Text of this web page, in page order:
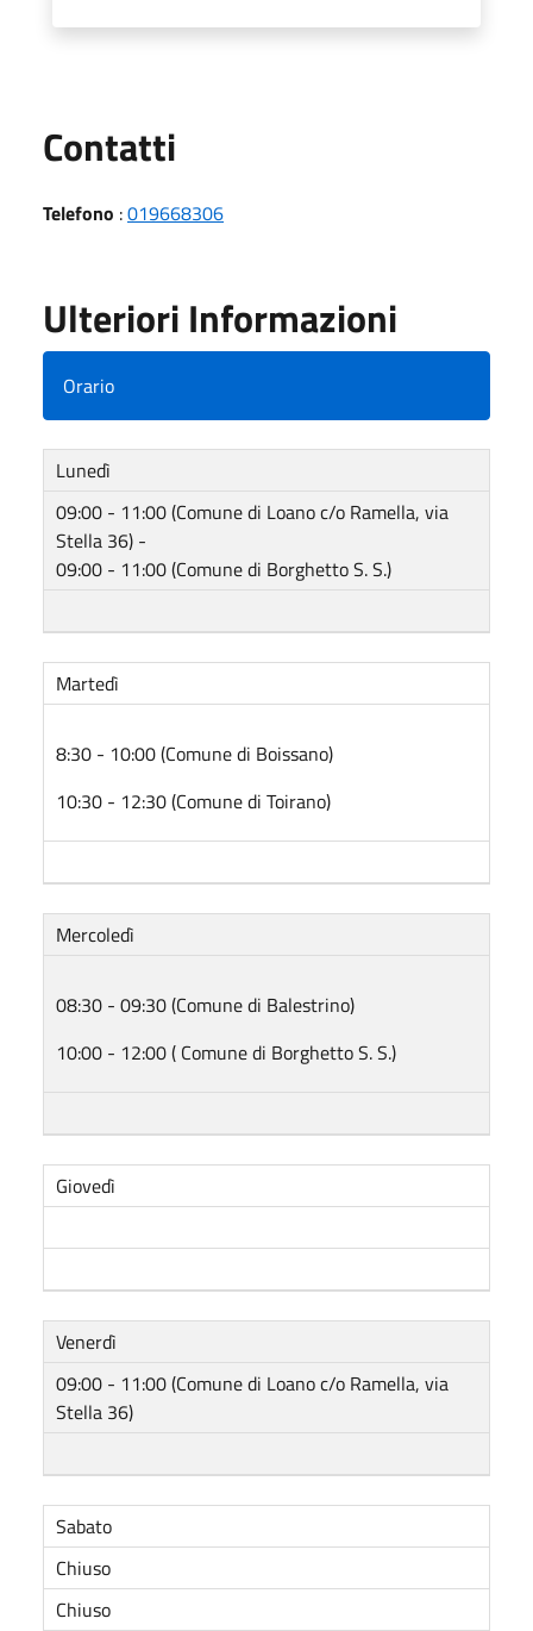
Contatti
Telefono :019668306
Ulteriori Informazioni
Orario
Lunedì
09:00 - 11:00 (Comune di Loano c/o Ramella, via
Stella 36) -
09:00 - 11:00 (Comune di Borghetto S. S.)
Martedì
8:30 - 10:00 (Comune di Boissano)
10:30 - 12:30 (Comune di Toirano)
Mercoledì
08:30 - 09:30 (Comune di Balestrino)
10:00 - 12:00 ( Comune di Borghetto S. S.)
Giovedì
Venerdì
09:00 - 11:00 (Comune di Loano c/o Ramella, via
Stella 36)
Sabato
Chiuso
Chiuso